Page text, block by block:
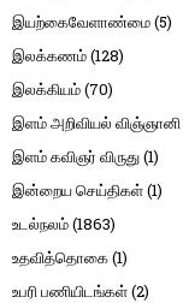
இயற்கைவேளாண்மை(5)
இலக்கணம்(128)
இலக்கியம்(70)
இளம் அறிவியல் விஞ்ஞானி
இளம் கவிஞர் விருது(1)
இன்றைய செய்திகள்(1)
உடல்நலம்(1863)
உதவித்தொகை(1)
உபரி பணியிடங்கள்(2)